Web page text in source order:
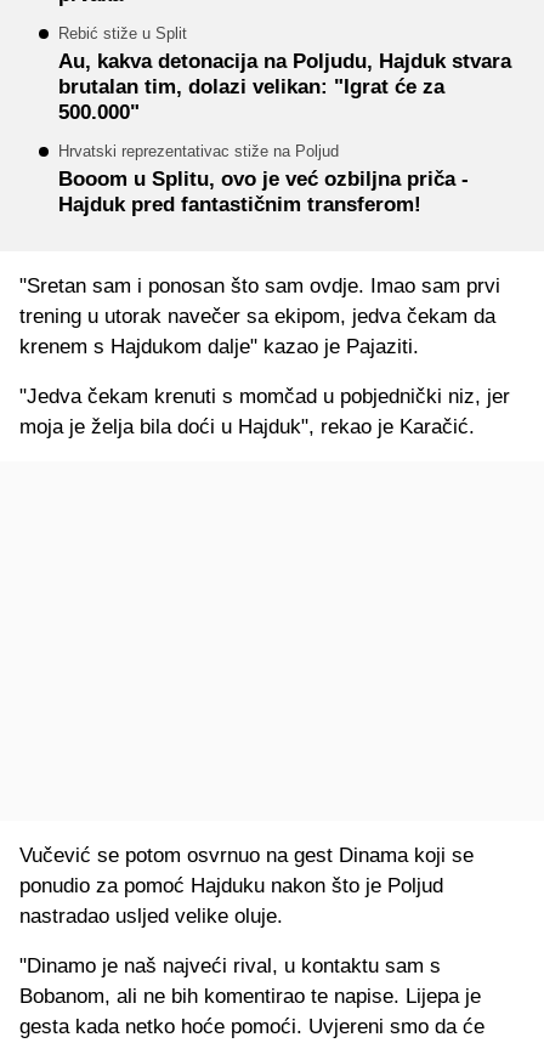
Rebić stiže u Split
Au, kakva detonacija na Poljudu, Hajduk stvara
brutalan tim, dolazi velikan: "Igrat će za
500.000"
Hrvatski reprezentativac stiže na Poljud
Booom u Splitu, ovo je već ozbiljna priča -
Hajduk pred fantastičnim transferom!
"Sretan sam i ponosan što sam ovdje. Imao sam prvi
trening u utorak navečer sa ekipom, jedva čekam da
krenem s Hajdukom dalje" kazao je Pajaziti.
"Jedva čekam krenuti s momčad u pobjednički niz, jer
moja je želja bila doći u Hajduk", rekao je Karačić.
Vučević se potom osvrnuo na gest Dinama koji se
ponudio za pomoć Hajduku nakon što je Poljud
nastradao usljed velike oluje.
"Dinamo je naš najveći rival, u kontaktu sam s
Bobanom, ali ne bih komentirao te napise. Lijepa je
gesta kada netko hoće pomoći. Uvjereni smo da će